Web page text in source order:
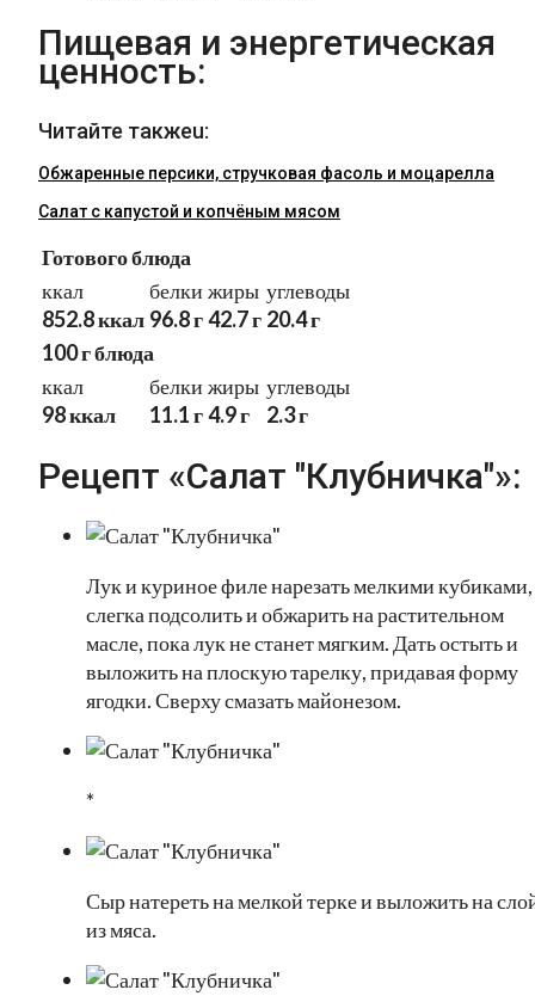
Пищевая и энергетическая
ценность:
Читайте такжеu:
Обжаренные персики, стручковая фасоль и моцарелла
Салат с капустой и копчёным мясом
Готового блюда
ккал
852.8 ккал
белки
96.8 г
жиры
42.7 г
углеводы
20.4 г
100 г блюда
ккал
98 ккал
белки
11.1 г
жиры
4.9 г
углеводы
2.3 г
Рецепт «Салат "Клубничка"»:
Лук и куриное филе нарезать мелкими кубиками,
слегка подсолить и обжарить на растительном
масле, пока лук не станет мягким. Дать остыть и
выложить на плоскую тарелку, придавая форму
ягодки. Сверху смазать майонезом.
*
Сыр натереть на мелкой терке и выложить на
из мяса.